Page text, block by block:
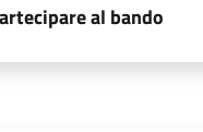
al bando